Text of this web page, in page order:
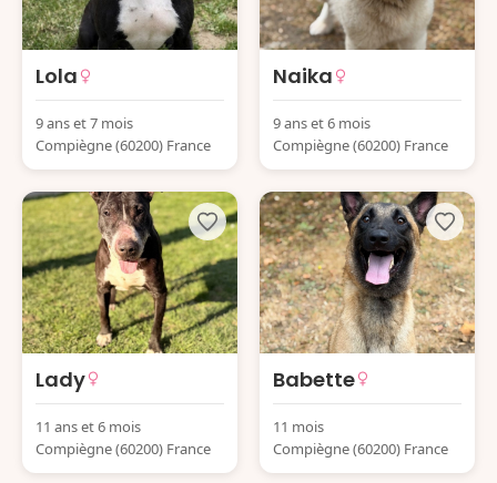
Lola
9 ans et 7 mois
Compiègne (60200) France
Naika
9 ans et 6 mois
Compiègne (60200) France
Lady
11 ans et 6 mois
Compiègne (60200) France
Babette
11 mois
Compiègne (60200) France